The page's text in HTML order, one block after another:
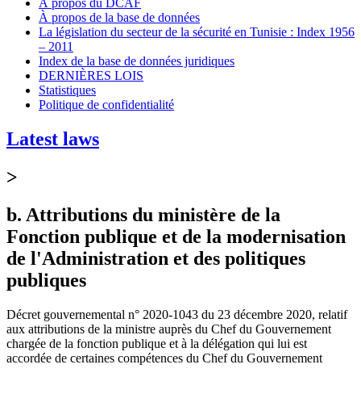
À propos du DCAF
À propos de la base de données
La législation du secteur de la sécurité en Tunisie : Index 1956
– 2011
Index de la base de données juridiques
DERNIÈRES LOIS
Statistiques
Politique de confidentialité
Latest laws
>
b. Attributions du ministère de la
Fonction publique et de la modernisation
de l'Administration et des politiques
publiques
Décret gouvernemental n° 2020-1043 du 23 décembre 2020, relatif
aux attributions de la ministre auprès du Chef du Gouvernement
chargée de la fonction publique et à la délégation qui lui est
accordée de certaines compétences du Chef du Gouvernement